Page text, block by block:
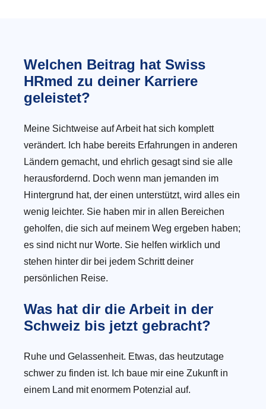
Welchen Beitrag hat Swiss
HRmed zu deiner Karriere
geleistet?
Meine Sichtweise auf Arbeit hat sich komplett
verändert. Ich habe bereits Erfahrungen in anderen
Ländern gemacht, und ehrlich gesagt sind sie alle
herausfordernd. Doch wenn man jemanden im
Hintergrund hat, der einen unterstützt, wird alles ein
wenig leichter. Sie haben mir in allen Bereichen
geholfen, die sich auf meinem Weg ergeben haben;
es sind nicht nur Worte. Sie helfen wirklich und
stehen hinter dir bei jedem Schritt deiner
persönlichen Reise.
Was hat dir die Arbeit in der
Schweiz bis jetzt gebracht?
Ruhe und Gelassenheit. Etwas, das heutzutage
schwer zu finden ist. Ich baue mir eine Zukunft in
einem Land mit enormem Potenzial auf.